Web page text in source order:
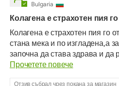
Bulgaria
Колагена е страхотен пия
Колагена е страхотен пия го
стана мека и по изгладена,а
започна да става здрава и да
Прочетете повече
Отзив събрал чрез покана за магазин